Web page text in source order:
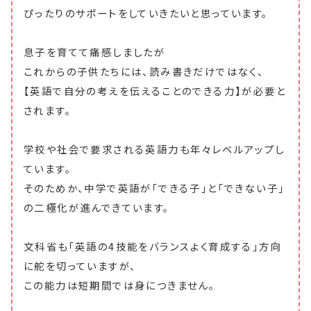
ぴったりのサポートをしていきたいと思っています。
息子を育てて痛感しましたが
これからの子供たちには、読み書きだけではなく、
【英語で自分の考えを伝えることのできる力】が必要と
されます。
学校や社会で要求される英語力も年々レベルアップし
ています。
そのためか、中学で英語が「できる子」と「できない子」
の二極化が進んできています。
文科省も「英語の4技能をバランスよく育成する」方向
に舵を切っていますが、
この能力は短期間では身につきません。